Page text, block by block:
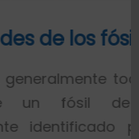
fósiles
toda la
de un
piensa